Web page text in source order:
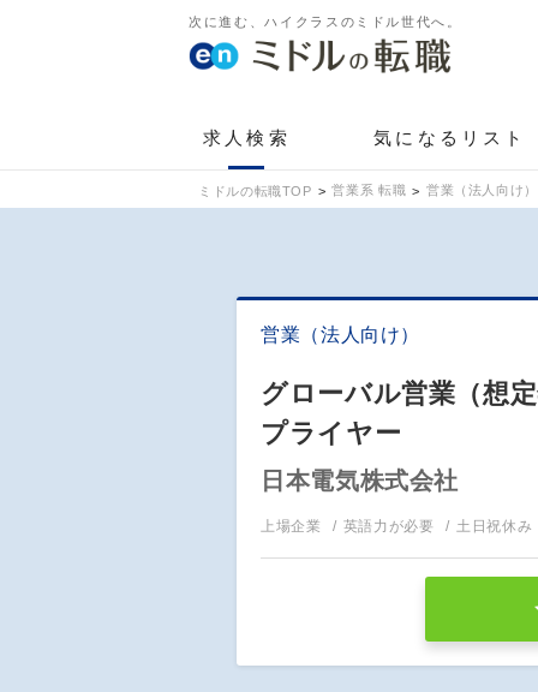
次に進む、ハイクラスのミドル世代へ。
求人検索 気になるリスト
ミドルの転職TOP 営業系 転職 営業（法人向け
営業（法人向け）
グローバル営業（想
プライヤー
日本電気株式会社
上場企業 英語力が必要 土日祝休み